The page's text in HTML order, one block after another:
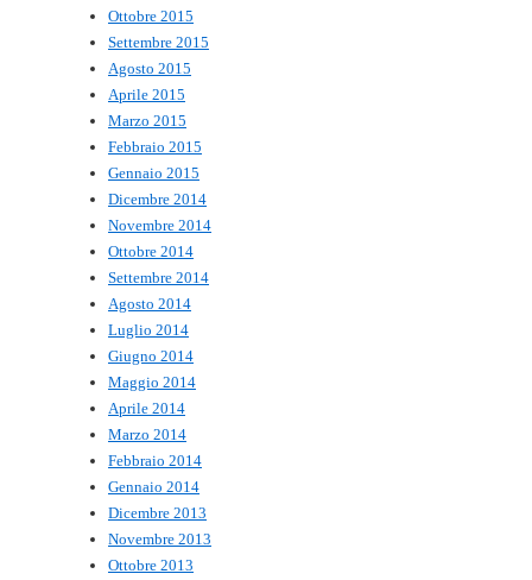
Ottobre 2015
Settembre 2015
Agosto 2015
Aprile 2015
Marzo 2015
Febbraio 2015
Gennaio 2015
Dicembre 2014
Novembre 2014
Ottobre 2014
Settembre 2014
Agosto 2014
Luglio 2014
Giugno 2014
Maggio 2014
Aprile 2014
Marzo 2014
Febbraio 2014
Gennaio 2014
Dicembre 2013
Novembre 2013
Ottobre 2013